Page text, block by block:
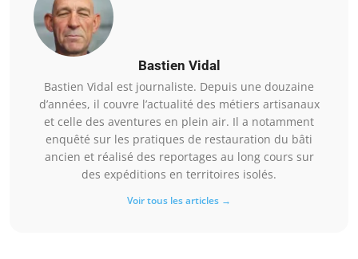
Bastien Vidal
Bastien Vidal est journaliste. Depuis une douzaine
d’années, il couvre l’actualité des métiers artisanaux
et celle des aventures en plein air. Il a notamment
enquêté sur les pratiques de restauration du bâti
ancien et réalisé des reportages au long cours sur
des expéditions en territoires isolés.
Voir tous les articles →